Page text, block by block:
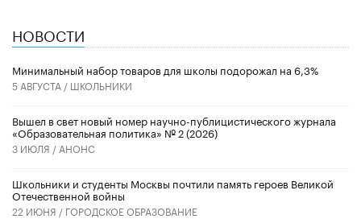
НОВОСТИ
Минимальный набор товаров для школы подорожал на 6,3%
5 АВГУСТА / ШКОЛЬНИКИ
Вышел в свет новый номер научно-публицистического журнала
«Образовательная политика» № 2 (2026)
3 ИЮЛЯ / АНОНС
Школьники и студенты Москвы почтили память героев Великой
Отечественной войны
22 ИЮНЯ / ГОРОДСКОЕ ОБРАЗОВАНИЕ